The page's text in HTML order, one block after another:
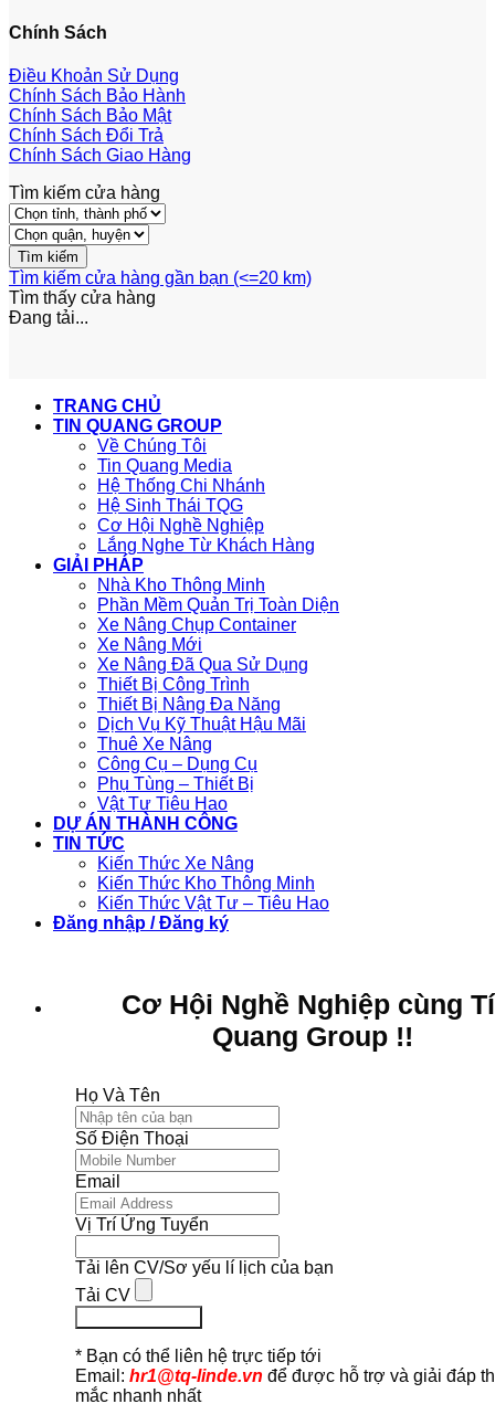
Chính Sách
Điều Khoản Sử Dụng
Chính Sách Bảo Hành
Chính Sách Bảo Mật
Chính Sách Đổi Trả
Chính Sách Giao Hàng
Tìm kiếm cửa hàng
Tìm kiếm cửa hàng gần bạn (<=20 km)
Tìm thấy cửa hàng
Đang tải...
TRANG CHỦ
TIN QUANG GROUP
Về Chúng Tôi
Tin Quang Media
Hệ Thống Chi Nhánh
Hệ Sinh Thái TQG
Cơ Hội Nghề Nghiệp
Lắng Nghe Từ Khách Hàng
GIẢI PHÁP
Nhà Kho Thông Minh
Phần Mềm Quản Trị Toàn Diện
Xe Nâng Chụp Container
Xe Nâng Mới
Xe Nâng Đã Qua Sử Dụng
Thiết Bị Công Trình
Thiết Bị Nâng Đa Năng
Dịch Vụ Kỹ Thuật Hậu Mãi
Thuê Xe Nâng
Công Cụ – Dụng Cụ
Phụ Tùng – Thiết Bị
Vật Tư Tiêu Hao
DỰ ÁN THÀNH CÔNG
TIN TỨC
Kiến Thức Xe Nâng
Kiến Thức Kho Thông Minh
Kiến Thức Vật Tư – Tiêu Hao
Đăng nhập / Đăng ký
Cơ Hội Nghề Nghiệp cùng
Quang Group !!
Họ Và Tên
Số Điện Thoại
Email
Vị Trí Ứng Tuyển
Tải lên CV/Sơ yếu lí lịch của bạn
Tải CV
* Bạn có thể liên hệ trực tiếp tới
Email: hr1@tq-linde.vn để được hỗ trợ và giải đáp
mắc nhanh nhất